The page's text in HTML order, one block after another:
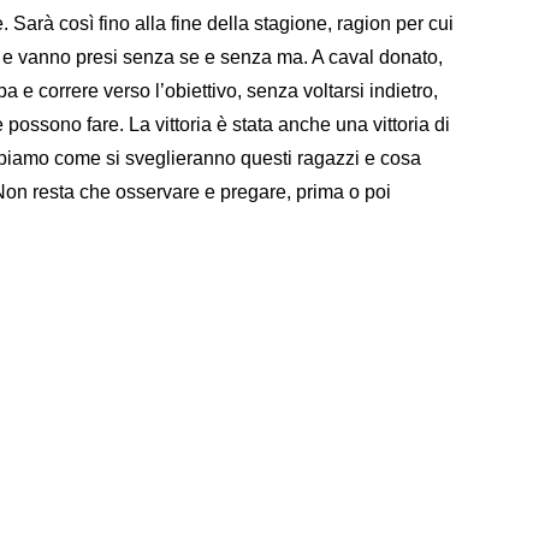
Sarà così fino alla fine della stagione, ragion per cui
vanno presi senza se e senza ma. A caval donato,
e correre verso l’obiettivo, senza voltarsi indietro,
fare. La vittoria è stata anche una vittoria di
come si sveglieranno questi ragazzi e cosa
resta che osservare e pregare, prima o poi